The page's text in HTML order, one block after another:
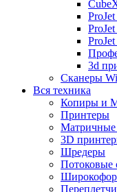
3d
Сканеры
Вся техника
Копиры и
Принтеры
3D
Шредеры
Потоковые